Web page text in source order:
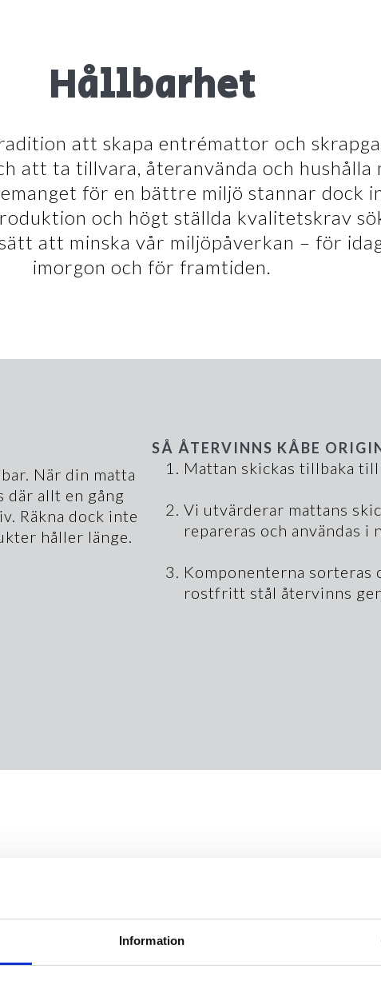
Information
Hållbarhet
att skapa entrémattor och
att ta tillvara, återanvända och hushålla
för en bättre miljö stannar dock
och högt ställda kvalitetskrav
att minska vår miljöpåverkan – för
imorgon och för framtiden.
När din matta
där allt en gång
Räkna dock inte
håller länge.
SÅ ÅTERVINNS KÅBE
Mattan skickas tillbaka
Vi utvärderar mattans
repareras och användas i
Komponenterna sorteras
rostfritt stål återvinns